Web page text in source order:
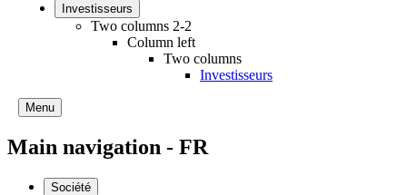
Investisseurs
Two columns 2-2
Column left
Two columns
Investisseurs
Menu
Main navigation - FR
Société